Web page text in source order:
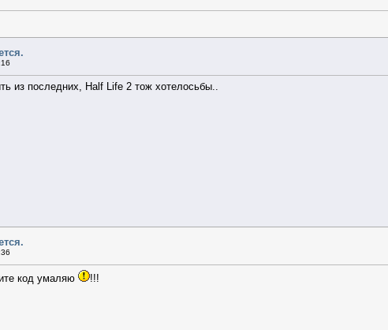
из последних, Half Life 2 тож хотелосьбы..
код умаляю !!!